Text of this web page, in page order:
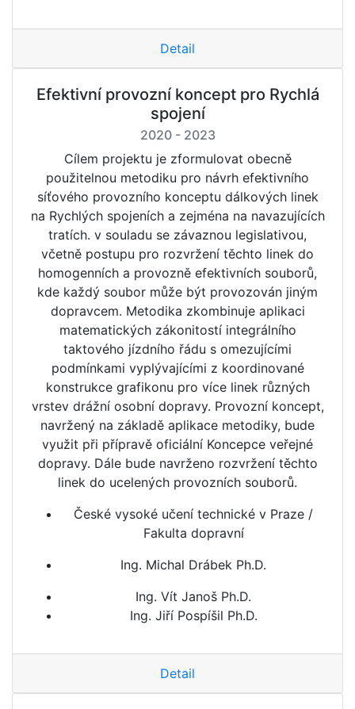
Detail
Efektivní provozní koncept pro Rychlá
spojení
2020 - 2023
Cílem projektu je zformulovat obecně
použitelnou metodiku pro návrh efektivního
síťového provozního konceptu dálkových linek
na Rychlých spojeních a zejména na navazujících
tratích. v souladu se závaznou legislativou,
včetně postupu pro rozvržení těchto linek do
homogenních a provozně efektivních souborů,
kde každý soubor může být provozován jiným
dopravcem. Metodika zkombinuje aplikaci
matematických zákonitostí integrálního
taktového jízdního řádu s omezujícími
podmínkami vyplývajícími z koordinované
konstrukce grafikonu pro více linek různých
vrstev drážní osobní dopravy. Provozní koncept,
navržený na základě aplikace metodiky, bude
využit při přípravě oficiální Koncepce veřejné
dopravy. Dále bude navrženo rozvržení těchto
linek do ucelených provozních souborů.
České vysoké učení technické v Praze /
Fakulta dopravní
Ing. Michal Drábek Ph.D.
Ing. Vít Janoš Ph.D.
Ing. Jiří Pospíšil Ph.D.
Detail